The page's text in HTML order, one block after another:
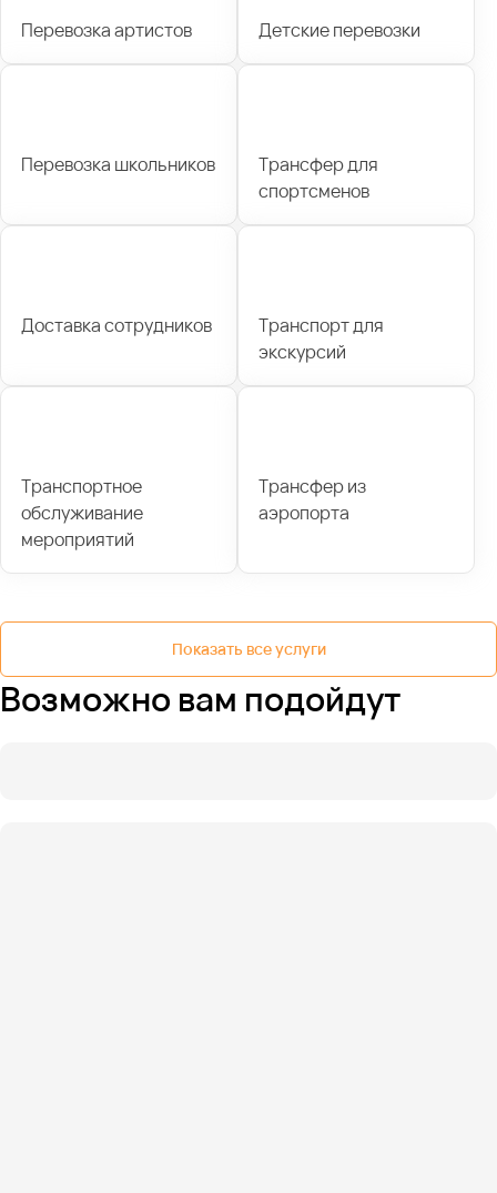
Перевозка артистов Детские перевозки
Перевозка школьников
Трансфер для
спортсменов
Доставка сотрудников
Транспорт для
экскурсий
Транспортное
обслуживание
мероприятий
Трансфер из
аэропорта
Показать все услуги
Возможно вам подойдут